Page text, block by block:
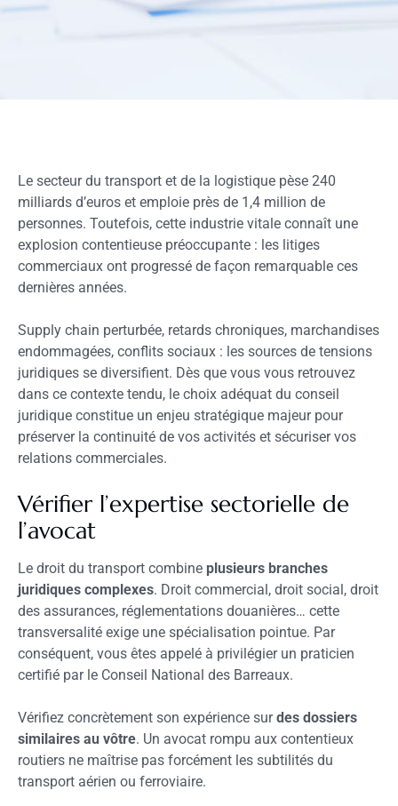
Le secteur du transport et de la logistique pèse 240
milliards d’euros et emploie près de 1,4 million de
personnes. Toutefois, cette industrie vitale connaît une
explosion contentieuse préoccupante : les litiges
commerciaux ont progressé de façon remarquable ces
dernières années.
Supply chain perturbée, retards chroniques, marchandises
endommagées, conflits sociaux : les sources de tensions
juridiques se diversifient. Dès que vous vous retrouvez
dans ce contexte tendu, le choix adéquat du conseil
juridique constitue un enjeu stratégique majeur pour
préserver la continuité de vos activités et sécuriser vos
relations commerciales.
Vérifier l’expertise sectorielle de
l’avocat
Le droit du transport combine plusieurs branches
juridiques complexes. Droit commercial, droit social, droit
des assurances, réglementations douanières… cette
transversalité exige une spécialisation pointue. Par
conséquent, vous êtes appelé à privilégier un praticien
certifié par le Conseil National des Barreaux.
Vérifiez concrètement son expérience surdes dossiers
similaires au vôtre. Un avocat rompu aux contentieux
routiers ne maîtrise pas forcément les subtilités du
transport aérien ou ferroviaire.